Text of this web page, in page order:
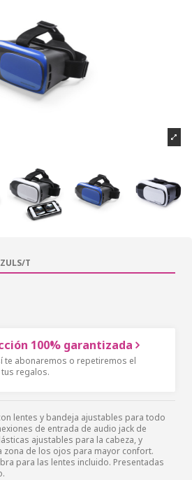
T
100% garantizada
te abonaremos o repetiremos el
regalos.
lentes y bandeja ajustables para todo
de entrada de audio jack de
ajustables para la cabeza, y
zona de los ojos para mayor confort.
para las lentes incluido. Presentadas